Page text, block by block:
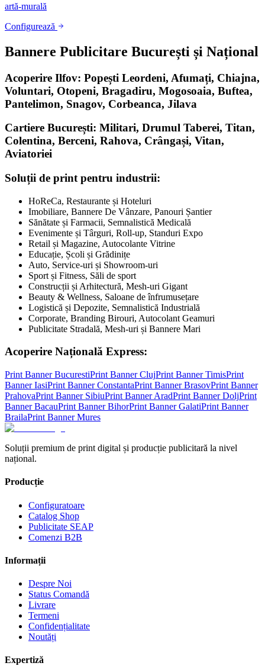
artă-murală
Configurează
Bannere Publicitare București și Național
Acoperire Ilfov: Popești Leordeni, Afumați, Chiajna,
Voluntari, Otopeni, Bragadiru, Mogosoaia, Buftea,
Pantelimon, Snagov, Corbeanca, Jilava
Cartiere București: Militari, Drumul Taberei, Titan,
Colentina, Berceni, Rahova, Crângași, Vitan,
Aviatoriei
Soluții de print pentru industrii:
HoReCa, Restaurante și Hoteluri
Imobiliare, Bannere De Vânzare, Panouri Șantier
Sănătate și Farmacii, Semnalistică Medicală
Evenimente și Târguri, Roll-up, Standuri Expo
Retail și Magazine, Autocolante Vitrine
Educație, Școli și Grădinițe
Auto, Service-uri și Showroom-uri
Sport și Fitness, Săli de sport
Construcții și Arhitectură, Mesh-uri Gigant
Beauty & Wellness, Saloane de înfrumusețare
Logistică și Depozite, Semnalistică Industrială
Corporate, Branding Birouri, Autocolant Geamuri
Publicitate Stradală, Mesh-uri și Bannere Mari
Acoperire Națională Express:
Print BannerBucurestiPrint BannerClujPrint BannerTimisPrint
BannerIasiPrint BannerConstantaPrint BannerBrasovPrint Banner
PrahovaPrint Banner SibiuPrint BannerAradPrint BannerDoljPrint
BannerBacauPrint BannerBihorPrint BannerGalatiPrint Banner
BrailaPrint BannerMures
Soluții premium de print digital și producție publicitară la nivel
național.
Producție
Configuratoare
Catalog Shop
Publicitate SEAP
Comenzi B2B
Informații
Despre Noi
Status Comandă
Livrare
Termeni
Confidențialitate
Noutăți
Expertiză